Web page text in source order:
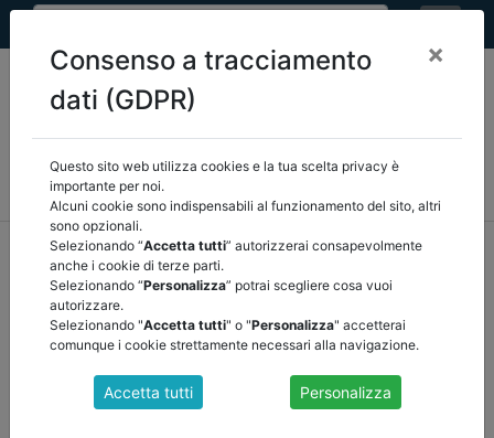
MEF FINANZA LOCALE/OSSERVATORIO
NORMATIVA
CORTE DEI CONTI E GIURISPRUDENZA
home documenti pubblici altri/torna indietro
DOCUMENTI PUBBLICI
AUDIZIONE UPB nell’ambito dell’attività
conoscitiva preliminare all’esame del disegno
Consenso a tracciamento
dati (GDPR)
×
Questo sito web utilizza cookies e la tua scelta privacy è
importante per noi.
Alcuni cookie sono indispensabili al funzionamento del sito, altri
sono opzionali.
Selezionando “Accetta tutti” autorizzerai consapevolmente
anche i cookie di terze parti.
Selezionando “Personalizza” potrai scegliere cosa vuoi
autorizzare.
Selezionando "Accetta tutti" o "Personalizza" accetterai
comunque i cookie strettamente necessari alla navigazione.
Accetta tutti Personalizza